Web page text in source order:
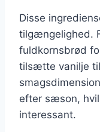
Disse
tilgængelighed.
fuldkornsbrød
tilsætte vanilje
efter sæson,
interessant.